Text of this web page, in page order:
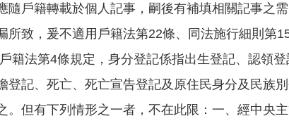
戶籍轉載於個人記事，嗣後有補填相關記事之
所致，爰不適用戶籍法第22條、同法施行細則第
籍法第4條規定，身分登記係指出生登記、認領
記、死亡、死亡宣告登記及原住民身分及民族
。但有下列情形之一者，不在此限：一、經中央